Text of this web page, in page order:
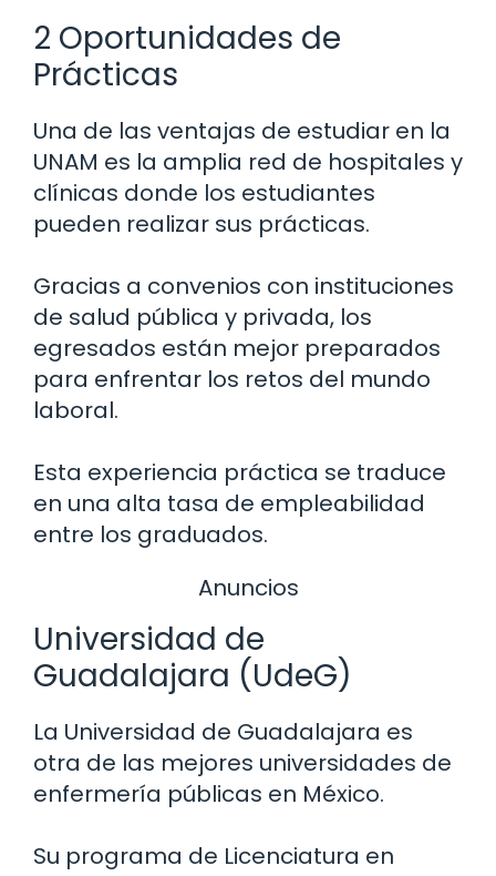
2 Oportunidades de
Prácticas
Una de las ventajas de estudiar en la
UNAM es la amplia red de hospitales y
clínicas donde los estudiantes
pueden realizar sus prácticas.
Gracias a convenios con instituciones
de salud pública y privada, los
egresados están mejor preparados
para enfrentar los retos del mundo
laboral.
Esta experiencia práctica se traduce
en una alta tasa de empleabilidad
entre los graduados.
Anuncios
Universidad de
Guadalajara (UdeG)
La Universidad de Guadalajara es
otra de las mejores universidades de
enfermería públicas en México.
Su programa de Licenciatura en